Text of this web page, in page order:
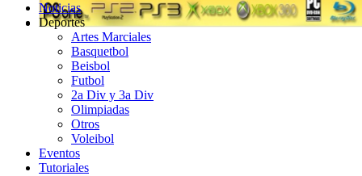
Noticias
Deportes
Artes Marciales
Basquetbol
Beisbol
Futbol
2a Div y 3a Div
Olimpiadas
Otros
Voleibol
Eventos
Tutoriales